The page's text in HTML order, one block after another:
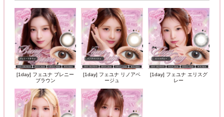
[1day] フェユナ ブレニー
ブラウン
[1day] フェユナ リノアベ
ージュ
[1day] フェユナ エリスグ
レー